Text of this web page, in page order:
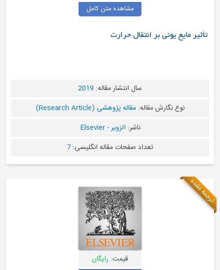
مشاهده متن کامل
مایع یونی بر انتقال حرارت
سال انتشار مقاله:2019
نوع نگارش مقاله:مقاله پژوهشی (Research Article)
الزویر - Elsevier
تعداد صفحات مقاله انگلیسی:7
قیمت:رایگان